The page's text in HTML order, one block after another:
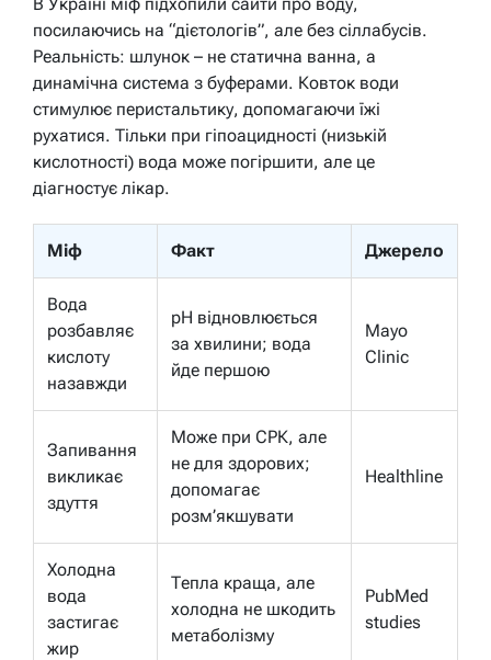
посилаючись на “дієтологів”, але без сіллабусів.
Реальність: шлунок – не статична ванна, а
динамічна система з буферами. Ковток води
стимулює перистальтику, допомагаючи їжі
рухатися. Тільки при гіпоацидності (низькій
кислотності) вода може погіршити, але це
діагностує лікар.
Міф Факт Джерело
Вода
розбавляє
кислоту
назавжди
pH відновлюється
за хвилини; вода
йде першою
Mayo
Clinic
Запивання
викликає
здуття
Може при СРК, але
не для здорових;
допомагає
розм’якшувати
Healthline
Холодна
вода
застигає
жир
Тепла краща, але
холодна не шкодить
метаболізму
PubMed
studies